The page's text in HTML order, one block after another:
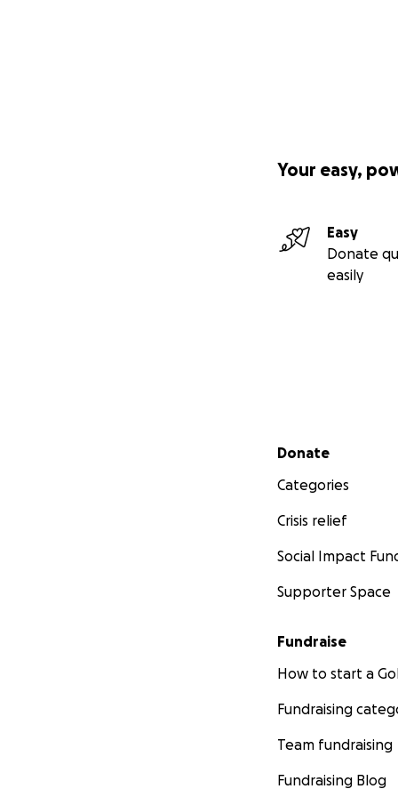
Your easy,
Easy
Donate
easily
Secondary menu
Donate
Categories
Crisis relief
Social Impact
Supporter Space
Fundraise
How to start a
Fundraising
Team fundraising
Fundraising Blog